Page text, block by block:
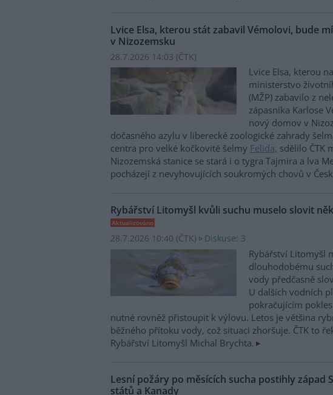
Lvice Elsa, kterou stát zabavil Vémolovi, bude
v Nizozemsku
28.7.2026 14:03 (ČTK)
Lvice Elsa, kterou
ministerstvo
(MŽP) zabavilo z
zápasníka Karlose
nový domov v
dočasného azylu v liberecké zoologické zahrady
centra pro velké kočkovité šelmy Felida, sdělilo ČTK
Nizozemská stanice se stará i o tygra Tajmira a lva
pocházejí z nevyhovujících soukromých chovů v
Rybářství Litomyšl kvůli suchu muselo slovit
Aktualizováno
28.7.2026 10:40 (ČTK) Diskuse: 3
Rybářství Litomyšl
dlouhodobému
vody předčasně
U dalších vodních
pokračujícím
nutné rovněž přistoupit k výlovu. Letos je většina
běžného přítoku vody, což situaci zhoršuje. ČTK to
Rybářství Litomyšl Michal Brychta.
Lesní požáry po měsících sucha postihly západ
států a Kanady